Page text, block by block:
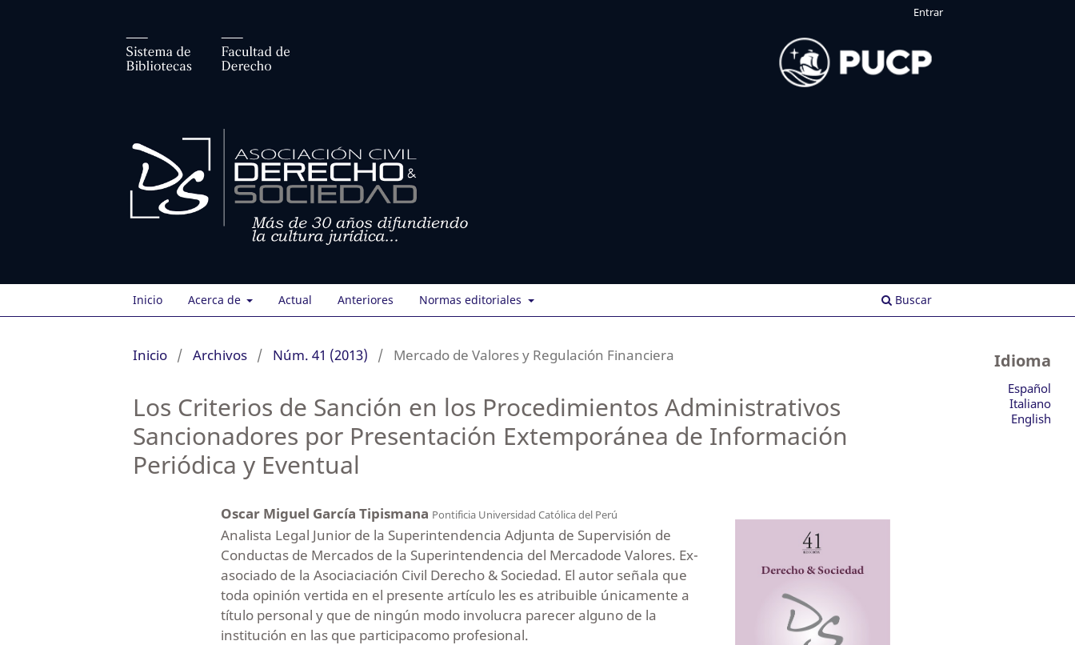
Inicio Acerca de Actual Anteriores Normas editoriales Buscar
Entrar
Inicio / Archivos / Núm. 41 (2013) / Mercado de Valores y Regulación Financiera
Los Criterios de Sanción en los Procedimientos Administrativos
Sancionadores por Presentación Extemporánea de Información
Periódica y Eventual
Oscar Miguel García Tipismana Pontificia Universidad Católica del Perú
Analista Legal Junior de la Superintendencia Adjunta de Supervisión de
Conductas de Mercados de la Superintendencia del Mercadode Valores. Ex-
asociado de la Asociaciación Civil Derecho & Sociedad. El autor señala que
toda opinión vertida en el presente artículo les es atribuible únicamente a
título personal y que de ningún modo involucra parecer alguno de la
institución en las que participacomo profesional.
Idioma
Español
Italiano
English